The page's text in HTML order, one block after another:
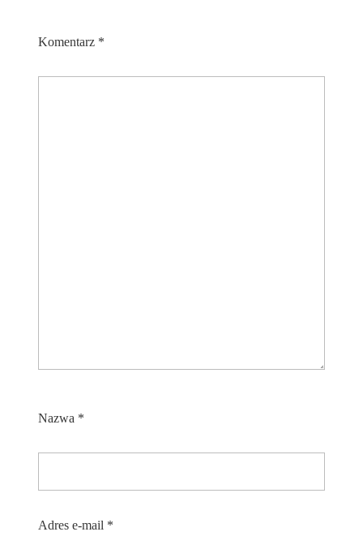
Komentarz *
Nazwa *
Adres e-mail *